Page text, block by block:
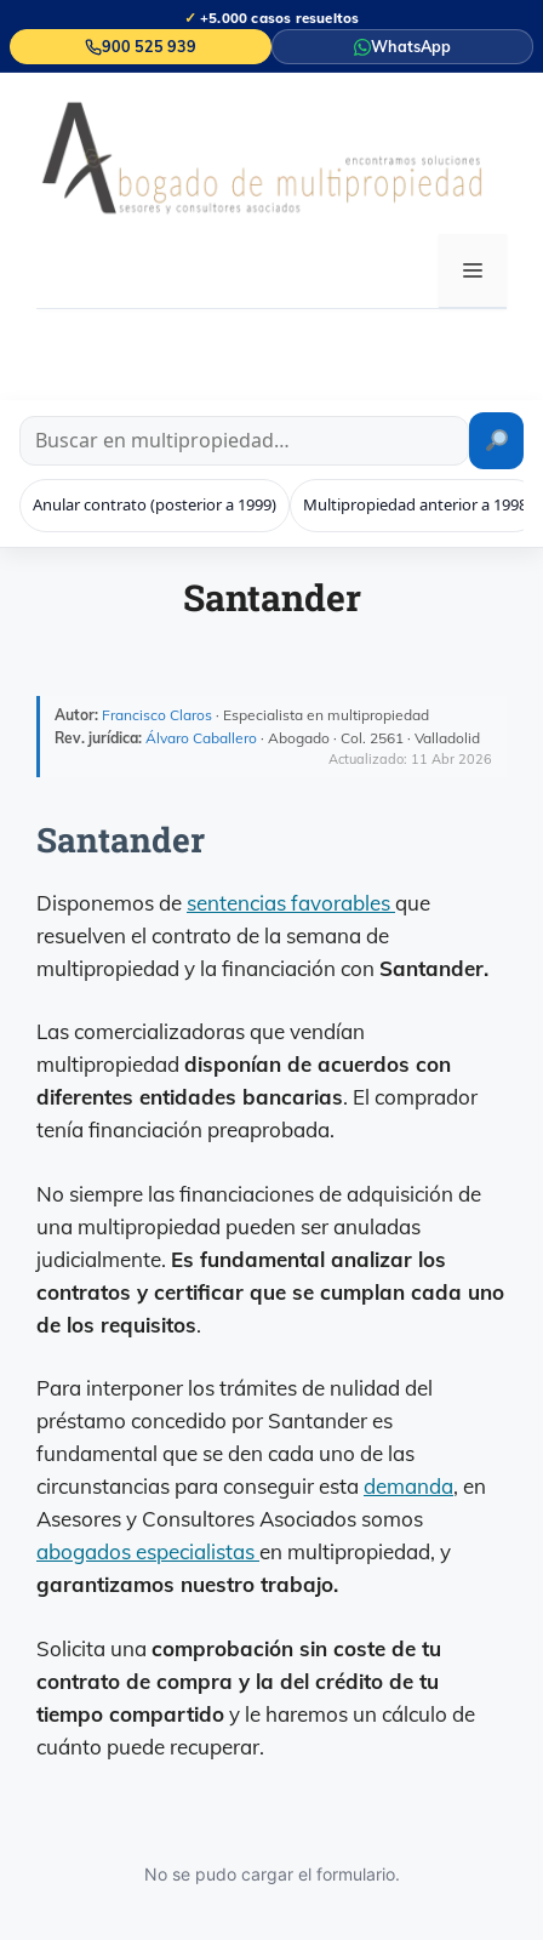
al
contenido
✓ +5.000 casos resueltos
900 525 939 WhatsApp
MENÚ
Anular contrato (posterior a 1999) Multipropiedad anterior a 1998
Santander
Autor: Francisco Claros · Especialista en multipropiedad
Rev. jurídica: Álvaro Caballero · Abogado · Col. 2561 · Valladolid
Actualizado: 11 Abr 2026
Santander
Disponemos de sentencias favorablesque
resuelven el contrato de la semana de
multipropiedad y la financiación con Santander.
Las comercializadoras que vendían
multipropiedad disponían de acuerdos con
diferentes entidades bancarias. El comprador
tenía financiación preaprobada.
No siempre las financiaciones de adquisición de
una multipropiedad pueden ser anuladas
judicialmente. Es fundamental analizar los
contratos y certificar que se cumplan cada uno
de los requisitos.
Para interponer los trámites de nulidad del
préstamo concedido por Santander es
fundamental que se den cada uno de las
circunstancias para conseguir esta demanda, en
Asesores y Consultores Asociados somos
abogados especialistasen multipropiedad, y
garantizamos nuestro trabajo.
Solicita una comprobación sin coste de tu
contrato de compra y la del crédito de tu
tiempo compartidoy le haremos un cálculo de
cuánto puede recuperar.
No se pudo cargar el formulario.